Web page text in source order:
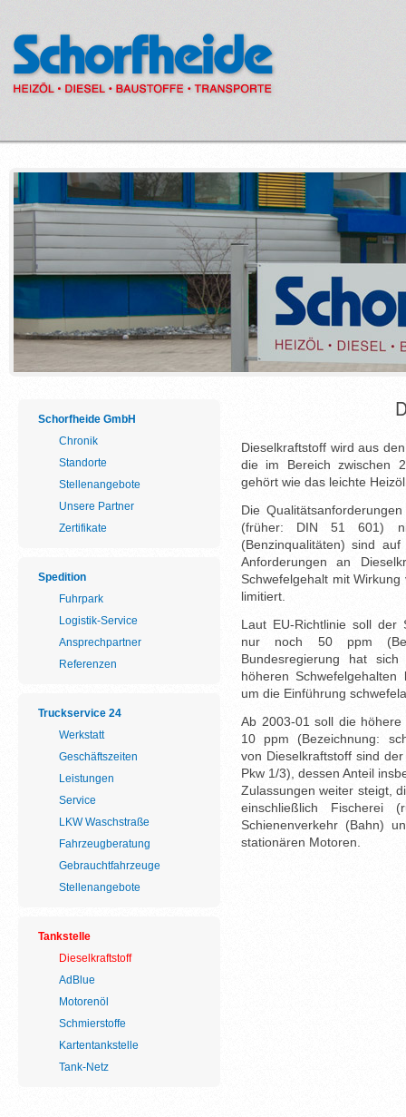
Schorfheide GmbH
Chronik
Standorte
Stellenangebote
Unsere Partner
Zertifikate
Spedition
Fuhrpark
Logistik-Service
Ansprechpartner
Referenzen
Truckservice 24
Werkstatt
Geschäftszeiten
Leistungen
Service
LKW Waschstraße
Fahrzeugberatung
Gebrauchtfahrzeuge
Stellenangebote
Tankstelle
Dieselkraftstoff
AdBlue
Motorenöl
Schmierstoffe
Kartentankstelle
Tank-Netz
Dieselkraftstoff wird aus
die im Bereich zwischen
gehört wie das leichte
Die
(früher: DIN 51 601)
(Benzinqualitäten) sind
Anforderungen an
Schwefelgehalt mit
limitiert.
Laut EU-Richtlinie soll der
nur noch 50 ppm
Bundesregierung hat
höheren
um die Einführung
Ab 2003-01 soll die
10 ppm (Bezeichnung:
von Dieselkraftstoff sind
Pkw 1/3), dessen Anteil
Zulassungen weiter steigt,
einschließlich
Schienenverkehr (Bahn)
stationären Motoren.